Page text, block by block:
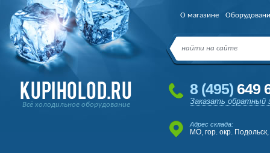
Всё холодильное оборудование
8 (495) 649
Заказать обратный
Адрес склада:
МО, гор. окр.
О магазине